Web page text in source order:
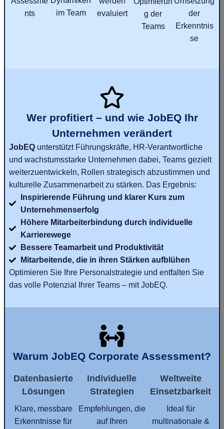
nts
im Team
evaluiert
g der
Teams
der
Erkenntnis
se
Wer profitiert – und wie JobEQ Ihr
Unternehmen verändert
JobEQ unterstützt Führungskräfte, HR-Verantwortliche
und wachstumsstarke Unternehmen dabei, Teams gezielt
weiterzuentwickeln, Rollen strategisch abzustimmen und
kulturelle Zusammenarbeit zu stärken. Das Ergebnis:
Inspirierende Führung und klarer Kurs zum
Unternehmenserfolg
Höhere Mitarbeiterbindung durch individuelle
Karrierewege
Bessere Teamarbeit und Produktivität
Mitarbeitende, die in ihren Stärken aufblühen
Optimieren Sie Ihre Personalstrategie und entfalten Sie
das volle Potenzial Ihrer Teams – mit JobEQ.
Warum JobEQ Corporate Assessment?
Datenbasierte
Lösungen
Klare, messbare
Erkenntnisse für
Individuelle
Strategien
Empfehlungen, die
auf Ihren
Weltweite
Einsetzbarkeit
Ideal für
multinationale &